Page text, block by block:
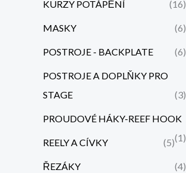
KURZY POTÁPĚNÍ (16)
MASKY (6)
POSTROJE - BACKPLATE (6)
POSTROJE A DOPLŇKY PRO
STAGE
(3)
PROUDOVÉ HÁKY-REEF HOOK
(1)
REELY A CÍVKY (5)
ŘEZÁKY (4)